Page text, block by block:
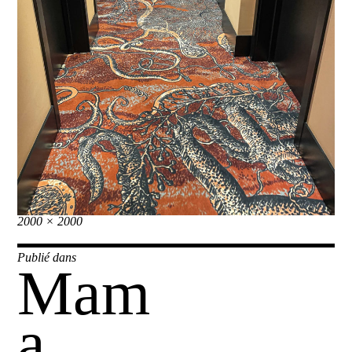
Taille
réelle
2000 × 2000
Navigation
de
l’article
Publié dans
Mam